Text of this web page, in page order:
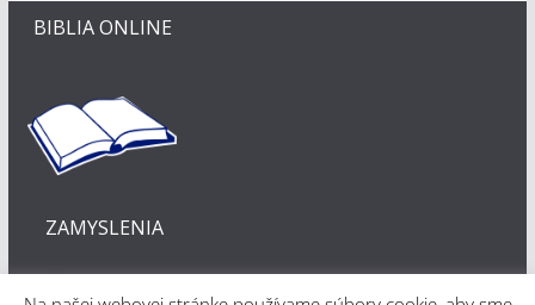
BIBLIA ONLINE
ZAMYSLENIA